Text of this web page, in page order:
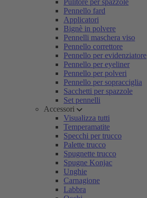
Pulitore per spazzole
Pennello fard
Applicatori
Bignè in polvere
Pennelli maschera viso
Pennello correttore
Pennello per evidenziatore
Pennello per eyeliner
Pennello per polveri
Pennello per sopracciglia
Sacchetti per spazzole
Set pennelli
Accessori
Visualizza tutti
Temperamatite
Specchi per trucco
Palette trucco
Spugnette trucco
Spugne Konjac
Unghie
Carnagione
Labbra